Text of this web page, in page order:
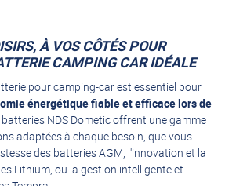
À VOS CÔTÉS POUR
CAMPING CAR IDÉALE
pour camping-car est essentiel pour
énergétique fiable et efficace lors de
batteries NDS Dometic offrent une gamme
adaptées à chaque besoin, que vous
des batteries AGM, l'innovation et la
Lithium, ou la gestion intelligente et